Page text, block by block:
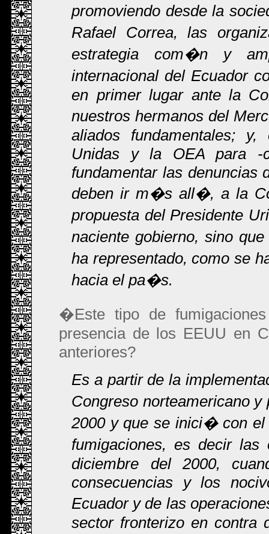
promoviendo desde la
Rafael Correa, las
estrategia com�n y
internacional del Ecuador
en primer lugar ante la
nuestros hermanos del
aliados fundamentales;
Unidas y la OEA para -
fundamentar las denuncias
deben ir m�s all�, a la
propuesta del Presidente
naciente gobierno, sino
ha representado, como se
hacia el pa�s.
�Este tipo de
presencia de los EEUU en
anteriores?
Es a partir de la
Congreso norteamericano
2000 y que se inici� con el
fumigaciones, es decir
diciembre del 2000,
consecuencias y los
Ecuador y de las
sector fronterizo en contra